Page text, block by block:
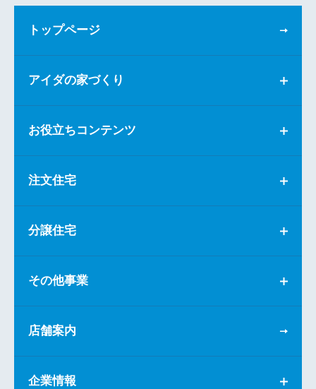
トップページ
アイダの家づくり
お役立ちコンテンツ
注文住宅
分譲住宅
その他事業
店舗案内
企業情報